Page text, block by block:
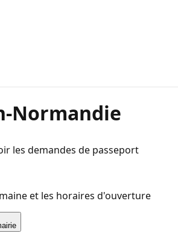
Normandie
les demandes de passeport
et les horaires d'ouverture